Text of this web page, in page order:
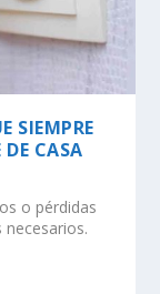
SIEMPRE
CASA
o pérdidas